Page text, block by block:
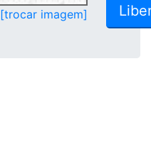
[trocar imagem]